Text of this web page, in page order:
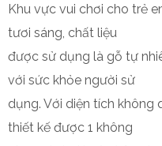
Khu vực vui chơi cho trẻ
tươi sáng, chất liệu
được sử dụng là gỗ tự
với sức khỏe người sử
dụng. Với diện tích không
thiết kế được 1 không